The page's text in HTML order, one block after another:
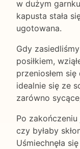
w dużym
kapusta stała
ugotowana.
Gdy
posiłkiem,
przeniosłem
idealnie się ze
zarówno
Po
czy byłaby
Uśmiechnęła